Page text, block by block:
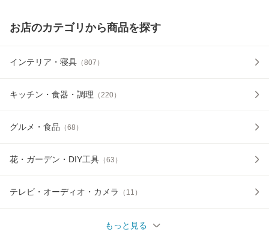
お店のカテゴリから商品を探す
インテリア・寝具 （807 ）
キッチン・食器・調理 （220）
グルメ・食品 （68 ）
花・ガーデン・DIY工具 （63 ）
テレビ・オーディオ・カメラ （ 11 ）
もっと見る